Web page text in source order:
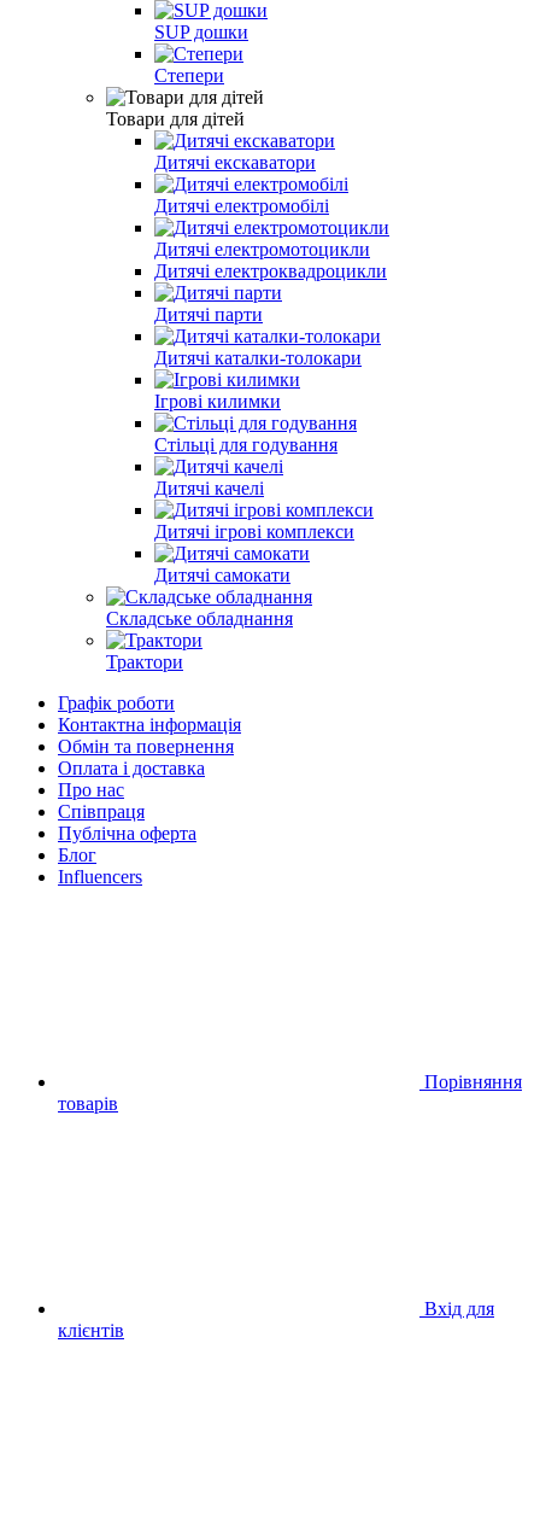
SUP дошки
Степери
Товари для дітей
Дитячі екскаватори
Дитячі електромобілі
Дитячі електромотоцикли
Дитячі електроквадроцикли
Дитячі парти
Дитячі каталки-толокари
Ігрові килимки
Стільці для годування
Дитячі качелі
Дитячі ігрові комплекси
Дитячі самокати
Складське обладнання
Трактори
Графік роботи
Контактна інформація
Обмін та повернення
Оплата і доставка
Про нас
Співпраця
Публічна оферта
Блог
Influencers
Порівняння
товарів
Вхід для
клієнтів